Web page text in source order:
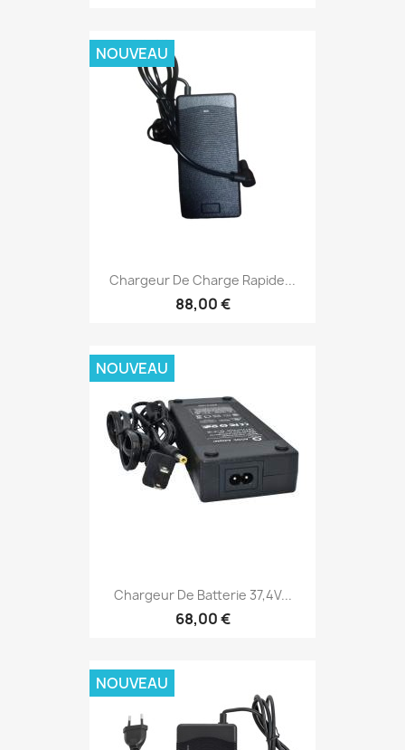
Chargeur De Charge Rapide...
88,00 €
NOUVEAU
Chargeur De Batterie 37,4V...
68,00 €
NOUVEAU
NOUVEAU